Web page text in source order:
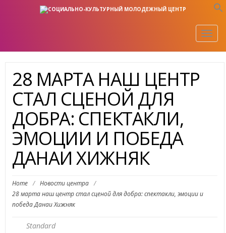
28 МАРТА НАШ ЦЕНТР
СТАЛ СЦЕНОЙ ДЛЯ
ДОБРА: СПЕКТАКЛИ,
ЭМОЦИИ И ПОБЕДА
ДАНАИ ХИЖНЯК
Home / Новости центра /
28 марта наш центр стал сценой для добра: спектакли, эмоции и
победа Данаи Хижняк
Standard